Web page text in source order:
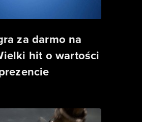
za darmo na
hit o wartości